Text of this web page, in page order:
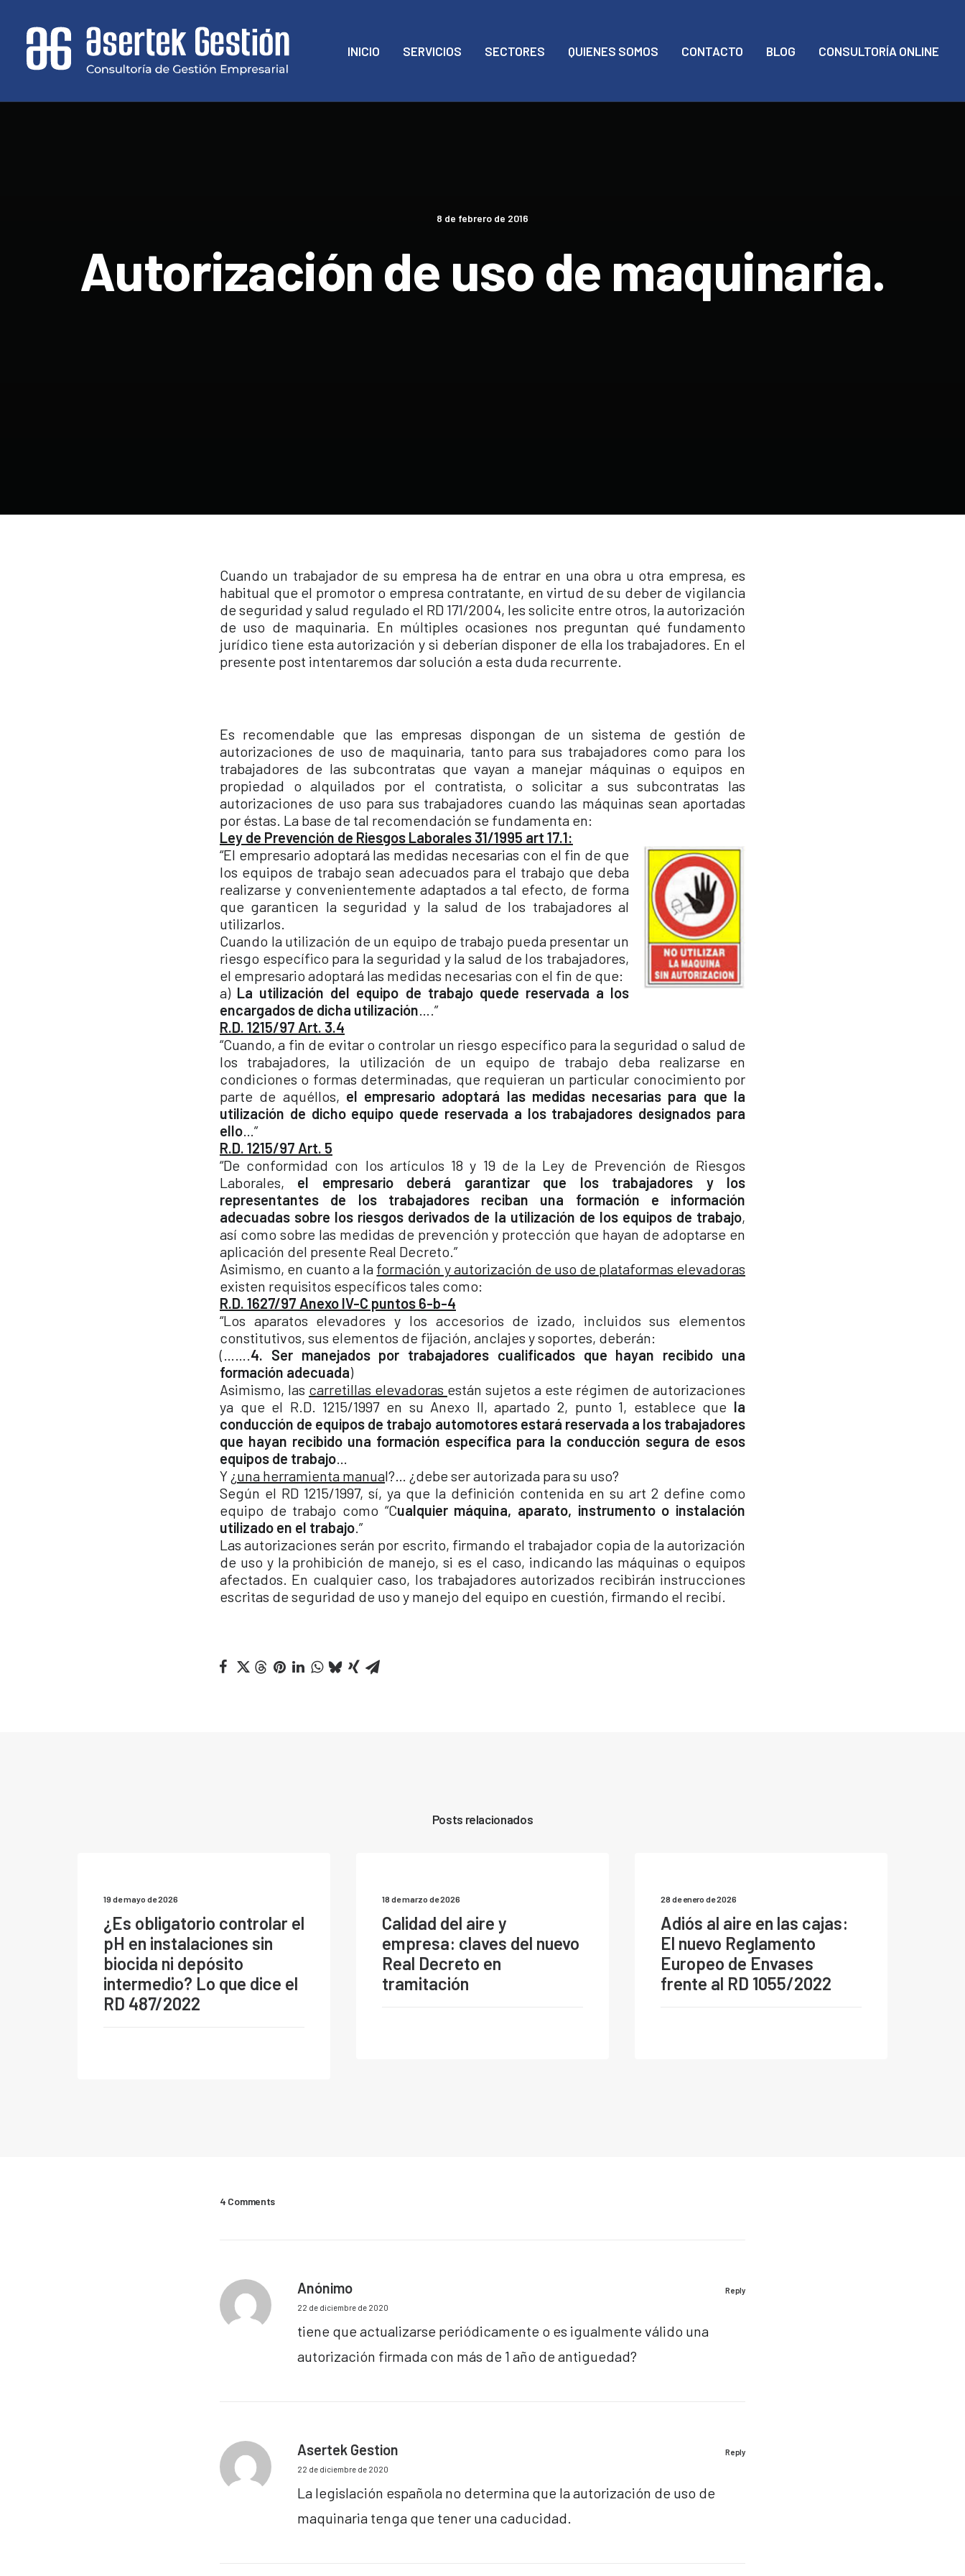
INICIO SERVICIOS SECTORES QUIENES SOMOS CONTACTO BLOG CONSULTORÍA ONLINE
8 de febrero de 2016
Autorización de uso de maquinaria.
Cuando un trabajador de su empresa ha de entrar en una obra u otra empresa, es
habitual que el promotor o empresa contratante, en virtud de su deber de vigilancia
de seguridad y salud regulado el RD 171/2004, les solicite entre otros, la autorización
de uso de maquinaria. En múltiples ocasiones nos preguntan qué fundamento
jurídico tiene esta autorización y si deberían disponer de ella los trabajadores. En el
presente post intentaremos dar solución a esta duda recurrente.
Es recomendable que las empresas dispongan de un sistema de gestión de
autorizaciones de uso de maquinaria, tanto para sus trabajadores como para los
trabajadores de las subcontratas que vayan a manejar máquinas o equipos en
propiedad o alquilados por el contratista, o solicitar a sus subcontratas las
autorizaciones de uso para sus trabajadores cuando las máquinas sean aportadas
por éstas. La base de tal recomendación se fundamenta en:
Ley de Prevención de Riesgos Laborales 31/1995 art 17.1:
“El empresario adoptará las medidas necesarias con el fin de que
los equipos de trabajo sean adecuados para el trabajo que deba
realizarse y convenientemente adaptados a tal efecto, de forma
que garanticen la seguridad y la salud de los trabajadores al
utilizarlos.
Cuando la utilización de un equipo de trabajo pueda presentar un
riesgo específico para la seguridad y la salud de los trabajadores,
el empresario adoptará las medidas necesarias con el fin de que:
a) La utilización del equipo de trabajo quede reservada a los
encargados de dicha utilización….”
R.D. 1215/97 Art. 3.4
“Cuando, a fin de evitar o controlar un riesgo específico para la seguridad o salud de
los trabajadores, la utilización de un equipo de trabajo deba realizarse en
condiciones o formas determinadas, que requieran un particular conocimiento por
parte de aquéllos, el empresario adoptará las medidas necesarias para que la
utilización de dicho equipo quede reservada a los trabajadores designados para
ello…”
R.D. 1215/97 Art. 5
“De conformidad con los artículos 18 y 19 de la Ley de Prevención de Riesgos
Laborales, el empresario deberá garantizar que los trabajadores y los
representantes de los trabajadores reciban una formación e información
adecuadas sobre los riesgos derivados de la utilización de los equipos de trabajo,
así como sobre las medidas de prevención y protección que hayan de adoptarse en
aplicación del presente Real Decreto.”
Asimismo, en cuanto a la formación y autorización de uso de plataformas elevadoras
existen requisitos específicos tales como:
R.D. 1627/97 Anexo IV-C puntos 6-b-4
“Los aparatos elevadores y los accesorios de izado, incluidos sus elementos
constitutivos, sus elementos de fijación, anclajes y soportes, deberán:
(…….4. Ser manejados por trabajadores cualificados que hayan recibido una
formación adecuada)
Asimismo, las carretillas elevadoras están sujetos a este régimen de autorizaciones
ya que el R.D. 1215/1997 en su Anexo II, apartado 2, punto 1, establece que la
conducción de equipos de trabajo automotores estará reservada a los trabajadores
que hayan recibido una formación específica para la conducción segura de esos
equipos de trabajo…
Y ¿una herramienta manual?… ¿debe ser autorizada para su uso?
Según el RD 1215/1997, sí, ya que la definición contenida en su art 2 define como
equipo de trabajo como “Cualquier máquina, aparato, instrumento o instalación
utilizado en el trabajo.”
Las autorizaciones serán por escrito, firmando el trabajador copia de la autorización
de uso y la prohibición de manejo, si es el caso, indicando las máquinas o equipos
afectados. En cualquier caso, los trabajadores autorizados recibirán instrucciones
escritas de seguridad de uso y manejo del equipo en cuestión, firmando el recibí.
Posts relacionados
19 de mayo de 2026
¿Es obligatorio controlar el
pH en instalaciones sin
biocida ni depósito
intermedio? Lo que dice el
RD 487/2022
18 de marzo de 2026
Calidad del aire y
empresa: claves del nuevo
Real Decreto en
tramitación
28 de enero de 2026
Adiós al aire en las cajas:
El nuevo Reglamento
Europeo de Envases
frente al RD 1055/2022
4 Comments
Anónimo
22 de diciembre de 2020
tiene que actualizarse periódicamente o es igualmente válido una
autorización firmada con más de 1 año de antiguedad?
Reply
Asertek Gestion
22 de diciembre de 2020
La legislación española no determina que la autorización de uso de
maquinaria tenga que tener una caducidad.
Reply